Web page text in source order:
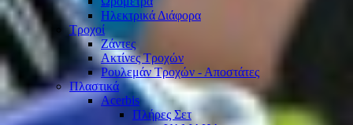
Ηλεκτρικά Διάφορα
Τροχοί
Ζάντες
Ακτίνες Τροχών
Ρουλεμάν Τροχών - Αποστάτες
Πλαστικά
Acerbis
Πλήρες Σετ